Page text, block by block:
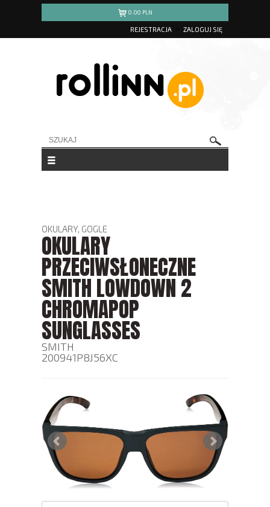
0.00 PLN
REJESTRACJA ZALOGUJ SIĘ
OKULARY, GOGLE
OKULARY
PRZECIWSŁONECZNE
SMITH LOWDOWN 2
CHROMAPOP
SUNGLASSES
SMITH
200941P8J56XC